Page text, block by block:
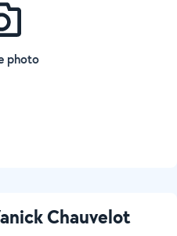
photo
Chauvelot